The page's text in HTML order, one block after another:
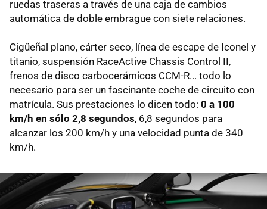
ruedas traseras a través de una caja de cambios
automática de doble embrague con siete relaciones.
Cigüeñal plano, cárter seco, línea de escape de Iconel y
titanio, suspensión RaceActive Chassis Control II,
frenos de disco carbocerámicos CCM-R... todo lo
necesario para ser un fascinante coche de circuito con
matrícula. Sus prestaciones lo dicen todo: 0 a 100
km/h en sólo 2,8 segundos, 6,8 segundos para
alcanzar los 200 km/h y una velocidad punta de 340
km/h.